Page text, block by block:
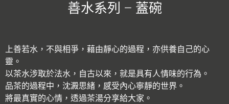
善水系列 – 蓋碗
上善若水，不與相爭，藉由靜心的過程，亦供養自己的心
靈。
以茶水涉取於法水，自古以來，就是具有人情味的行為。
品茶的過程中，沈澱思緒，感受內心寧靜的世界。
將最真實的心情，透過茶湯分享給大家。